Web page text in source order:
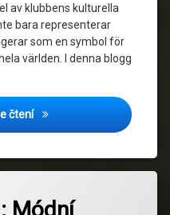
av klubbens kulturella
bara representerar
som en symbol för
världen. I denna blogg
čteníDesign och symbolik: Vad
Módní